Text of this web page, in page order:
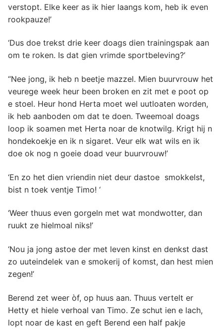
verstopt. Elke keer as ik hier laangs kom, heb ik even
rookpauze!’
‘Dus doe trekst drie keer doags dien trainingspak aan
om te roken. Is dat gien vrimde sportbeleving?’
“Nee jong, ik heb n beetje mazzel. Mien buurvrouw het
veurege week heur been broken en zit met e poot op
e stoel. Heur hond Herta moet wel uutloaten worden,
ik heb aanboden om dat te doen. Tweemoal doags
loop ik soamen met Herta noar de knotwilg. Krigt hij n
hondekoekje en ik n sigaret. Veur elk wat wils en ik
doe ok nog n goeie doad veur buurvrouw!’
‘En zo het dien vriendin niet deur dastoe smokkelst,
bist n toek ventje Timo! ‘
‘Weer thuus even gorgeln met wat mondwotter, dan
ruukt ze hielmoal niks!’
‘Nou ja jong astoe der met leven kinst en denkst dast
zo uuteindelek van e smokerij of komst, dan hest mien
zegen!’
Berend zet weer òf, op huus aan. Thuus vertelt er
Hetty et hiele verhoal van Timo. Ze schut ien e lach,
lopt noar de kast en geft Berend een half pakje